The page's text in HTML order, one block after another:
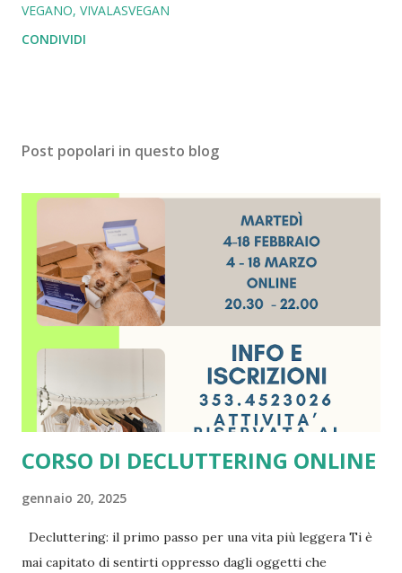
VEGANO VIVALASVEGAN
CONDIVIDI
Post popolari in questo blog
CORSO DI DECLUTTERING ONLINE
gennaio 20, 2025
Decluttering: il primo passo per una vita più leggera Ti è
mai capitato di sentirti oppresso dagli oggetti che